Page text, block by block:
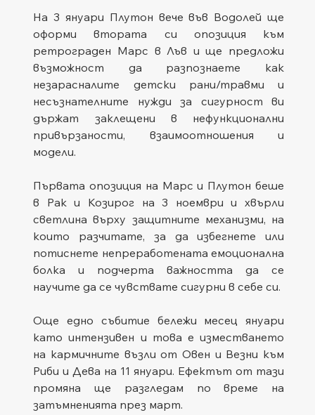
На 3 януари Плутон вече във Водолей ще
оформи втората си опозиция към
ретрограден Марс в Лъв и ще предложи
възможност да разпознаете как
незарасналите детски рани/травми и
несъзнателните нужди за сигурност ви
държат заклещени в нефункционални
привързаности, взаимоотношения и
модели.
Първата опозиция на Марс и Плутон беше
в Рак и Козирог на 3 ноември и хвърли
светлина върху защитните механизми, на
които разчитате, за да избегнете или
потиснете непреработената емоционална
болка и подчерта важността да се
научите да се чувствате сигурни в себе си.
Още едно събитие бележи месец януари
като интензивен и това е изместването
на кармичните възли от Овен и Везни към
Риби и Дева на 11 януари. Ефектът от тази
промяна ще разгледам по време на
затъмненията през март.